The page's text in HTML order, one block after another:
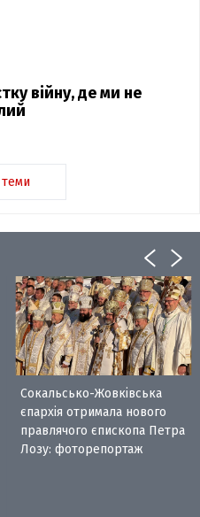
війну, де ми не
теми
Сокальсько-Жовківська
єпархія отримала нового
правлячого єпископа Петра
Лозу: фоторепортаж